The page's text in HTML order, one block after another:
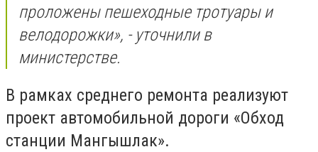
проложены пешеходные тротуары и
велодорожки», - уточнили в
министерстве.
В рамках среднего ремонта реализуют
проект автомобильной дороги «Обход
станции Мангышлак».